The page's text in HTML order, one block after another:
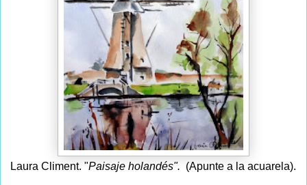
Laura Climent. "Paisaje holandés". (Apunte a la acuarela).